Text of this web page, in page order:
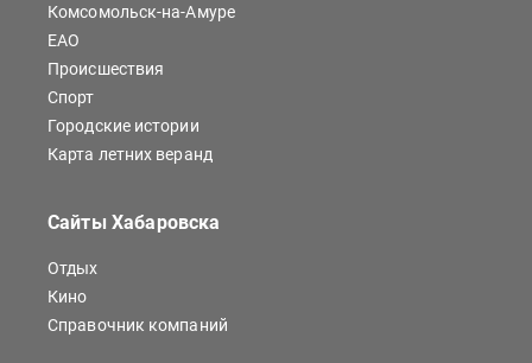
Комсомольск-на-Амуре
ЕАО
Происшествия
Спорт
Городские истории
Карта летних веранд
Сайты Хабаровска
Отдых
Кино
Справочник компаний